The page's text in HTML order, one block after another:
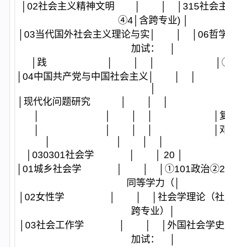
│02社会主义精神文明 │ │ │315社会主
④4│含跨专业) │
│03当代国外社会主义理论与实│ │
加试： │
│践 │ │ │ │①政治
│04中国共产党与中国社会主
│现代化问题研究 │ │ │ │②
│ │ │ │ │复试科
│ │ │ │ │邓小平
│030301社会学 │ │
│01城乡社会学 │ │ │①101政治
同等学力（│
│02女性学 │ │ │社会学理论（社会
跨专业）│
│03社会工作学 │ │ │外国社会学史
加试： │